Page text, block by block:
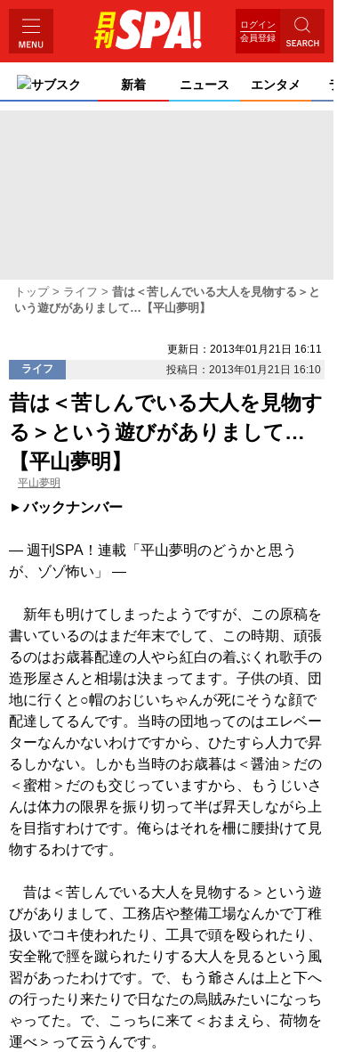
ログイン
会員登録
サブスク 新着 ニュース エンタメ
トップ ライフ
昔は＜苦しんでいる大人を見物する＞と
いう遊びがありまして…【平山夢明】
更新日：2013年01月21日 16:11
ライフ
投稿日：2013年01月21日 16:10
昔は＜苦しんでいる大人を見物す
る＞という遊びがありまして…
【平山夢明】
平山夢明
バックナンバー
― 週刊SPA！連載「平山夢明のどうかと思う
が、ゾゾ怖い」 ―
新年も明けてしまったようですが、この原稿を
書いているのはまだ年末でして、この時期、頑張
るのはお歳暮配達の人やら紅白の着ぶくれ歌手の
造形屋さんと相場は決まってます。子供の頃、団
地に行くと○帽のおじいちゃんが死にそうな顔で
配達してるんです。当時の団地ってのはエレベー
ターなんかないわけですから、ひたすら人力で昇
るしかない。しかも当時のお歳暮は＜醤油＞だの
＜蜜柑＞だのも交じっていますから、もうじいさ
んは体力の限界を振り切って半ば昇天しながら上
を目指すわけです。俺らはそれを柵に腰掛けて見
物するわけです。
昔は＜苦しんでいる大人を見物する＞という遊
びがありまして、工務店や整備工場なんかで丁稚
扱いでコキ使われたり、工具で頭を殴られたり、
安全靴で脛を蹴られたりする大人を見るという風
習があったわけです。で、もう爺さんは上と下へ
の行ったり来たりで日なたの烏賊みたいになっち
ゃってた。で、こっちに来て＜おまえら、荷物を
運べ＞って云うんです。